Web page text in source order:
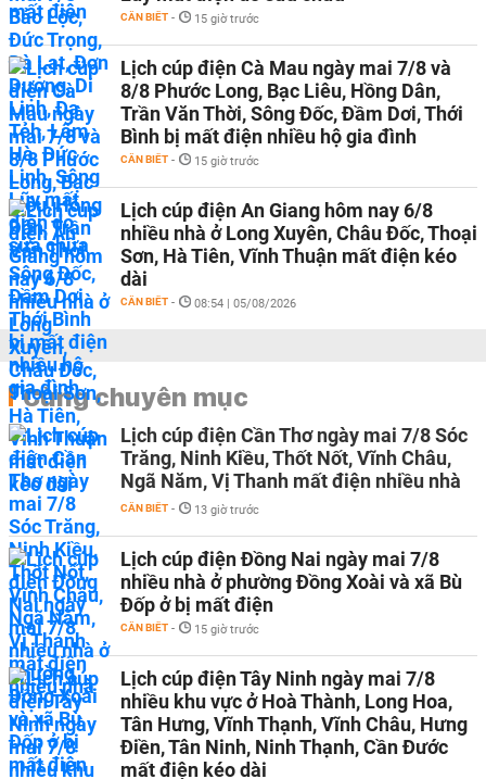
CẦN BIẾT - 15 giờ trước
Lịch cúp điện Cà Mau ngày mai 7/8 và
8/8 Phước Long, Bạc Liêu, Hồng Dân,
Trần Văn Thời, Sông Đốc, Đầm Dơi, Thới
Bình bị mất điện nhiều hộ gia đình
CẦN BIẾT - 15 giờ trước
Lịch cúp điện An Giang hôm nay 6/8
nhiều nhà ở Long Xuyên, Châu Đốc, Thoại
Sơn, Hà Tiên, Vĩnh Thuận mất điện kéo
dài
CẦN BIẾT - 08:54 | 05/08/2026
Cùng chuyên mục
Lịch cúp điện Cần Thơ ngày mai 7/8 Sóc
Trăng, Ninh Kiều, Thốt Nốt, Vĩnh Châu,
Ngã Năm, Vị Thanh mất điện nhiều nhà
CẦN BIẾT - 13 giờ trước
Lịch cúp điện Đồng Nai ngày mai 7/8
nhiều nhà ở phường Đồng Xoài và xã Bù
Đốp ở bị mất điện
CẦN BIẾT - 15 giờ trước
Lịch cúp điện Tây Ninh ngày mai 7/8
nhiều khu vực ở Hoà Thành, Long Hoa,
Tân Hưng, Vĩnh Thạnh, Vĩnh Châu, Hưng
Điền, Tân Ninh, Ninh Thạnh, Cần Đước
mất điện kéo dài